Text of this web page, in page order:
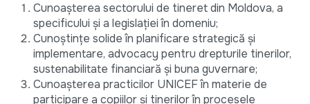
Cunoașterea sectorului de tineret din Moldova, a
specificului și a legislației în domeniu;
Cunoștințe solide în planificare strategică și
implementare, advocacy pentru drepturile tinerilor,
sustenabilitate financiară și buna guvernare;
Cunoașterea practicilor UNICEF în materie de
participare a copiilor și tinerilor în procesele